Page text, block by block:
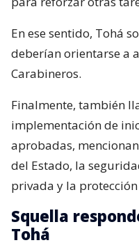
En ese sentido, Tohá
deberían orientarse a
Carabineros.
Finalmente, también
implementación de
aprobadas,
del Estado, la
privada y la
Squella
Tohá